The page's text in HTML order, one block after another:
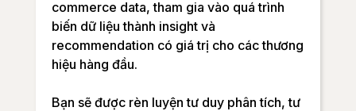
commerce data, tham gia vào quá trình
biến dữ liệu thành insight và
recommendation có giá trị cho các thương
hiệu hàng đầu.
Bạn sẽ được rèn luyện tư duy phân tích, tư